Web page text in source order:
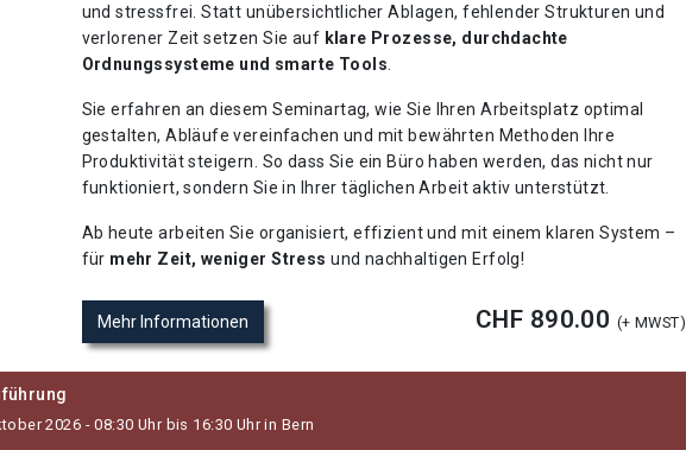
und stressfrei. Statt unübersichtlicher Ablagen, fehlender Strukturen und
verlorener Zeit setzen Sie auf klare Prozesse, durchdachte
Ordnungssysteme und smarte Tools
Sie erfahren an diesem Seminartag, wie Sie Ihren Arbeitsplatz optimal
gestalten, Abläufe vereinfachen und mit bewährten Methoden Ihre
Produktivität steigern. So dass Sie ein Büro haben werden, das nicht nur
funktioniert, sondern Sie in Ihrer täglichen Arbeit aktiv unterstützt.
Ab heute arbeiten Sie organisiert, effizient und mit einem klaren System –
für mehr Zeit, weniger Stress und nachhaltigen Erfolg!
Mehr Informationen CHF 890.00 (+ MWST)
2026 - 08:30 Uhr bis 16:30 Uhr in Bern